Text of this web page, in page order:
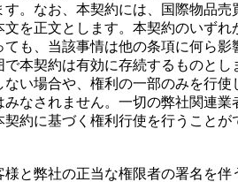
。なお、本契約には、国際物品
を正文とします。本契約のいず
ても、当該事情は他の条項に何ら
本契約は有効に存続するものと
い場合や、権利の一部のみを行
みなされません。一切の弊社関連
契約に基づく権利行使を行うことが
と弊社の正当な権限者の署名を